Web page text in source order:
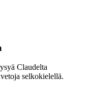
Claudelta
selkokielellä.